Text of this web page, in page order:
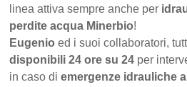
linea attiva sempre anche per
perdite acqua Minerbio!
Eugenio ed i suoi collaboratori,
disponibili 24 ore su 24 per
in caso diemergenze idrauliche